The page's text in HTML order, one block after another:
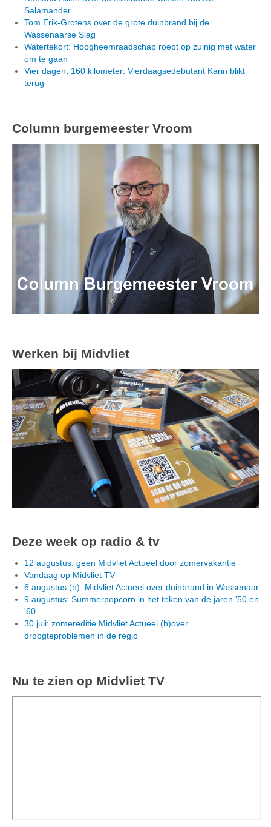
Salamander
Tom Erik-Grotens over de grote duinbrand bij de
Wassenaarse Slag
Watertekort: Hoogheemraadschap roept op zuinig met water
om te gaan
Vier dagen, 160 kilometer: Vierdaagsedebutant Karin blikt
terug
Column burgemeester Vroom
Werken bij Midvliet
Deze week op radio & tv
12 augustus: geen Midvliet Actueel door zomervakantie
Vandaag op Midvliet TV
6 augustus (h): Midvliet Actueel over duinbrand in Wassenaar
9 augustus: Summerpopcorn in het teken van de jaren '50 en
'60
30 juli: zomereditie Midvliet Actueel (h)over
droogteproblemen in de regio
Nu te zien op Midvliet TV